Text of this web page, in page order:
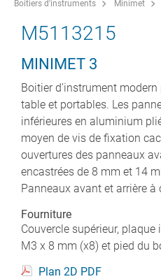
Boitiers d'instruments
Minimet
M5113215
MINIMET 3
Boitier d’instrument
table et portables. Les
inférieures en aluminium
moyen de vis de fixation
ouvertures des panneaux
encastrées de 8 mm et 14
Panneaux avant et arrière
Fourniture
Couvercle supérieur,
M3 x 8 mm (x8) et pied du
Plan 2D PDF